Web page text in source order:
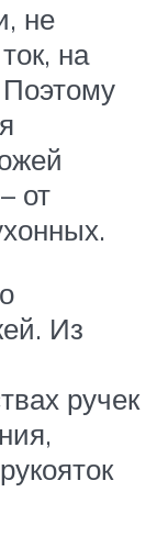
не
на
от
Из
ручек